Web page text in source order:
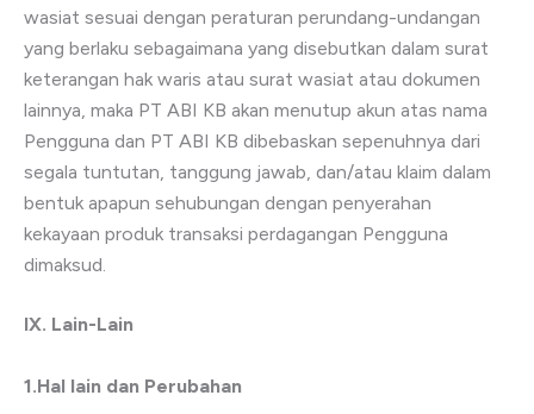
wasiat sesuai dengan peraturan perundang-undangan
yang berlaku sebagaimana yang disebutkan dalam surat
keterangan hak waris atau surat wasiat atau dokumen
lainnya, maka PT ABI KB akan menutup akun atas nama
Pengguna dan PT ABI KB dibebaskan sepenuhnya dari
segala tuntutan, tanggung jawab, dan/atau klaim dalam
bentuk apapun sehubungan dengan penyerahan
kekayaan produk transaksi perdagangan Pengguna
dimaksud.
IX. Lain-Lain
1.Hal lain dan Perubahan